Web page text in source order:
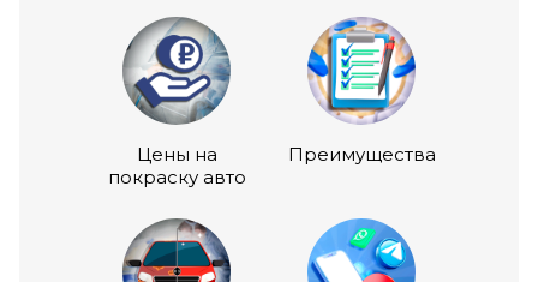
Цены на
покраску авто
Преимущества